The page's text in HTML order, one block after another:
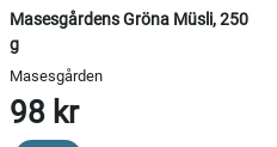
Masesgårdens Gröna Müsli, 250
g
Masesgården
98 kr